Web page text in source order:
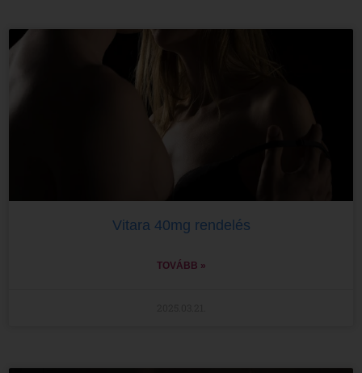
Vitara 40mg rendelés
TOVÁBB »